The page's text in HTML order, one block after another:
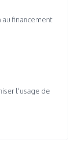
au financement
l’usage de